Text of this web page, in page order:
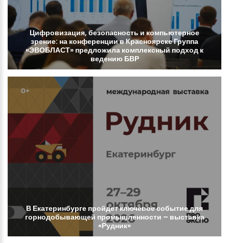
Цифровизация, безопасность и компьютерное
зрение: на конференциивКрасноярскеГруппа
«ЭВОБЛАСТ» предложила комплексный подход к
ведению БВР
В Екатеринбурге пройдетключевоесобытиедля
горнодобывающей промышленности – выставка
«Рудник»